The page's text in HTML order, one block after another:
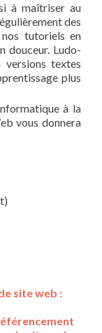
à maîtriser au
des
tutoriels en
douceur. Ludo-
textes
plus
à la
vous donnera
site web :